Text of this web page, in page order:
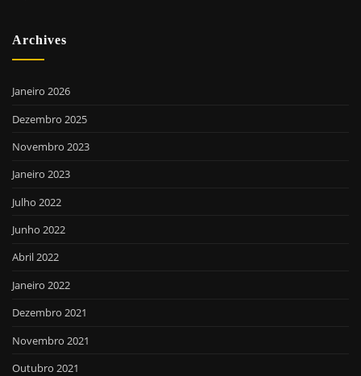
Archives
Janeiro 2026
Dezembro 2025
Novembro 2023
Janeiro 2023
Julho 2022
Junho 2022
Abril 2022
Janeiro 2022
Dezembro 2021
Novembro 2021
Outubro 2021